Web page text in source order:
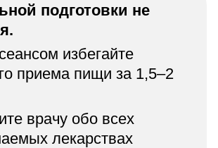
подготовки не
избегайте
приема пищи за 1,5–2
врачу обо всех
лекарствах